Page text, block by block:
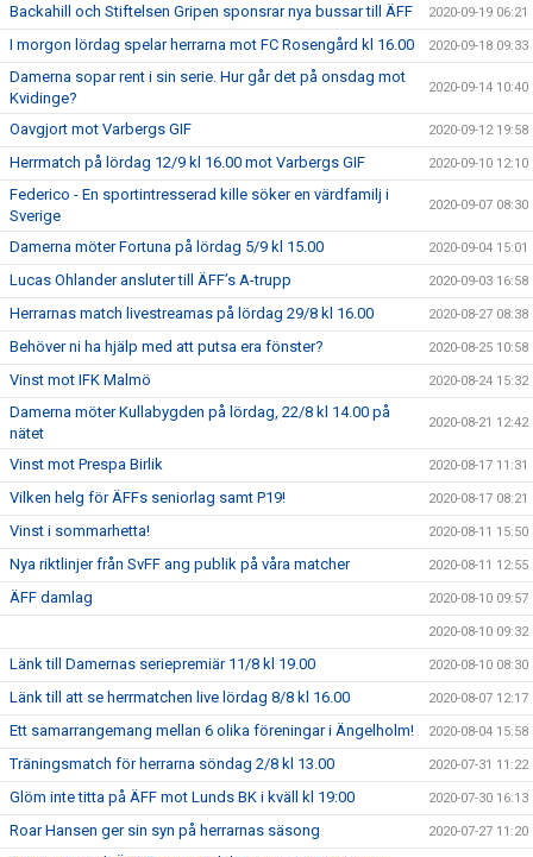
Backahill och Stiftelsen Gripen sponsrar nya bussar till ÄFF 2020-09-19 06:21
I morgon lördag spelar herrarna mot FC Rosengård kl 16.00 2020-09-18 09:33
Damerna sopar rent i sin serie. Hur går det på onsdag mot
Kvidinge?
2020-09-14 10:40
Oavgjort mot Varbergs GIF 2020-09-12 19:58
Herrmatch på lördag 12/9 kl 16.00 mot Varbergs GIF 2020-09-10 12:10
Federico - En sportintresserad kille söker en värdfamilj i
Sverige
2020-09-07 08:30
Damerna möter Fortuna på lördag 5/9 kl 15.00 2020-09-04 15:01
Lucas Ohlander ansluter till ÄFF’s A-trupp 2020-09-03 16:58
Herrarnas match livestreamas på lördag 29/8 kl 16.00 2020-08-27 08:38
Behöver ni ha hjälp med att putsa era fönster? 2020-08-25 10:58
Vinst mot IFK Malmö 2020-08-24 15:32
Damerna möter Kullabygden på lördag, 22/8 kl 14.00 på
nätet
2020-08-21 12:42
Vinst mot Prespa Birlik 2020-08-17 11:31
Vilken helg för ÄFFs seniorlag samt P19! 2020-08-17 08:21
Vinst i sommarhetta! 2020-08-11 15:50
Nya riktlinjer från SvFF ang publik på våra matcher 2020-08-11 12:55
ÄFF damlag 2020-08-10 09:57
2020-08-10 09:32
Länk till Damernas seriepremiär 11/8 kl 19.00 2020-08-10 08:30
Länk till att se herrmatchen live lördag 8/8 kl 16.00 2020-08-07 12:17
Ett samarrangemang mellan 6 olika föreningar i Ängelholm! 2020-08-04 15:58
Träningsmatch för herrarna söndag 2/8 kl 13.00 2020-07-31 11:22
Glöm inte titta på ÄFF mot Lunds BK i kväll kl 19:00 2020-07-30 16:13
Roar Hansen ger sin syn på herrarnas säsong 2020-07-27 11:20